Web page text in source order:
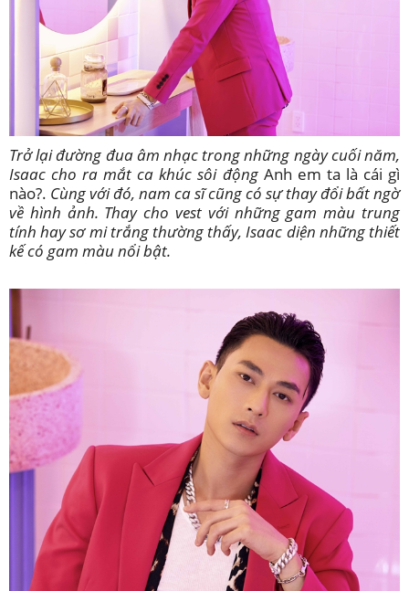
Trở lại đường đua âm nhạc trong những ngày cuối năm,
Isaac cho ra mắt ca khúc sôi động Anh em ta là cái gì
nào?. Cùng với đó, nam ca sĩ cũng có sự thay đổi bất ngờ
về hình ảnh. Thay cho vest với những gam màu trung
tính hay sơ mi trắng thường thấy, Isaac diện những thiết
kế có gam màu nổi bật.